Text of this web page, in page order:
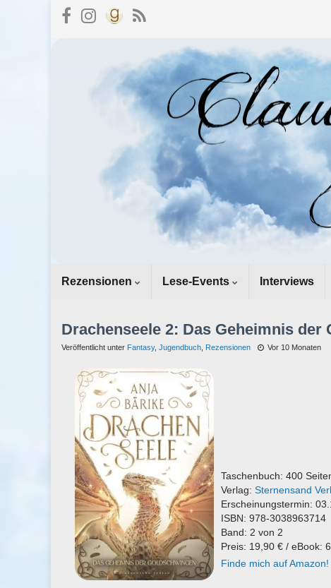
Rezensionen Lese-Events Interviews
Drachenseele 2: Das Geheimnis
Veröffentlicht unter Fantasy, Jugendbuch Rezensionen Vor 10 Monaten
Taschenbuch: 400
Verlag: Sternensand
Erscheinungstermin:
ISBN: 978-3038963714
Band: 2 von 2
Preis: 19,90 € / eBook:
Finde mich auf Amazon!